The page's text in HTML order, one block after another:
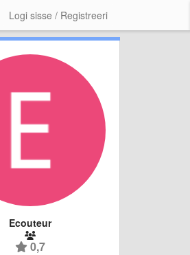
Logi sisse / Registreeri
Ecouteur
0,7